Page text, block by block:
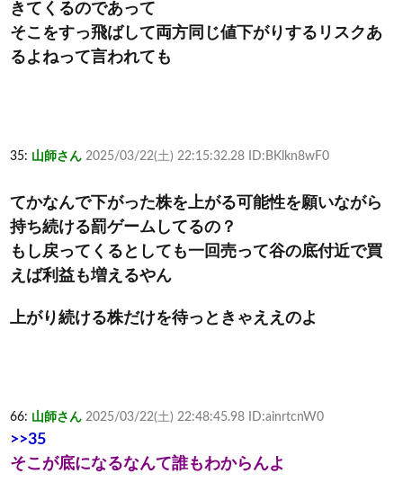
きてくるのであって
そこをすっ飛ばして両方同じ値下がりするリスクあ
るよねって言われても
35: 山師さん 2025/03/22(土) 22:15:32.28 ID:BKlkn8wF0
てかなんで下がった株を上がる可能性を願いながら
持ち続ける罰ゲームしてるの？
もし戻ってくるとしても一回売って谷の底付近で買
えば利益も増えるやん
上がり続ける株だけを待っときゃええのよ
66: 山師さん 2025/03/22(土) 22:48:45.98 ID:ainrtcnW0
>>35
そこが底になるなんて誰もわからんよ